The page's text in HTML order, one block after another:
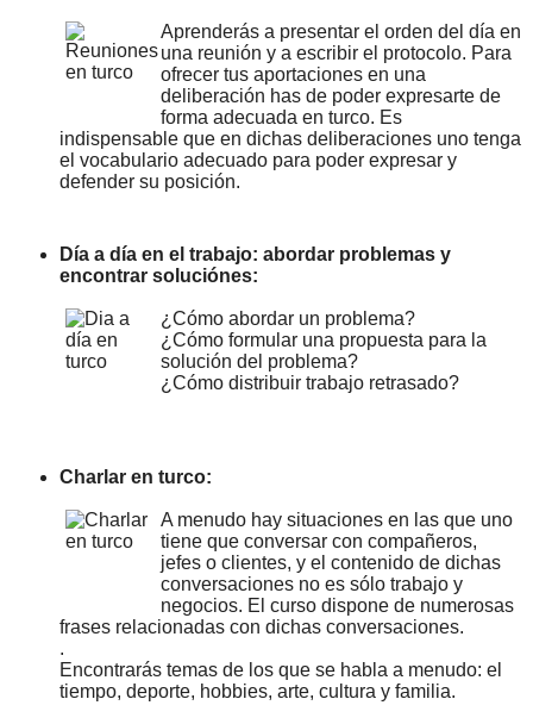
Aprenderás a presentar el orden del día en
una reunión y a escribir el protocolo. Para
ofrecer tus aportaciones en una
deliberación has de poder expresarte de
forma adecuada en turco. Es
indispensable que en dichas deliberaciones uno tenga
el vocabulario adecuado para poder expresar y
defender su posición.
Día a día en el trabajo: abordar problemas y
encontrar soluciónes:
¿Cómo abordar un problema?
¿Cómo formular una propuesta para la
solución del problema?
¿Cómo distribuir trabajo retrasado?
Charlar en turco:
A menudo hay situaciones en las que uno
tiene que conversar con compañeros,
jefes o clientes, y el contenido de dichas
conversaciones no es sólo trabajo y
negocios. El curso dispone de numerosas
frases relacionadas con dichas conversaciones.
.
Encontrarás temas de los que se habla a menudo: el
tiempo, deporte, hobbies, arte, cultura y familia.